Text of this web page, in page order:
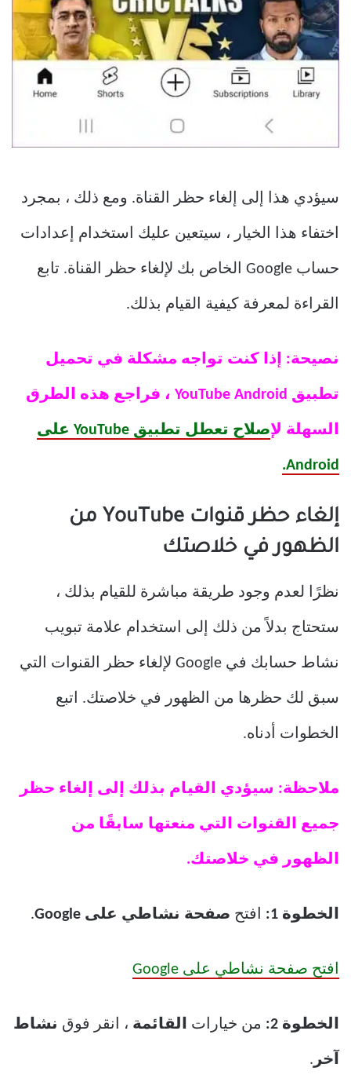
سيؤدي هذا إلى إلغاء حظر القناة. ومع ذلك ، بمجرد
اختفاء هذا الخيار ، سيتعين عليك استخدام إعدادات
حساب Google الخاص بك لإلغاء حظر القناة. تابع
القراءة لمعرفة كيفية القيام بذلك.
نصيحة: إذا كنت تواجه مشكلة في تحميل
تطبيق YouTube Android ، فراجع هذه الطرق
السهلة ل إصلاح تعطل تطبيق YouTube على
Android.
إلغاء حظر قنوات YouTube من
الظهور في خلاصتك
نظرًا لعدم وجود طريقة مباشرة للقيام بذلك ،
ستحتاج بدلاً من ذلك إلى استخدام علامة تبويب
نشاط حسابك في Google لإلغاء حظر القنوات التي
سبق لك حظرها من الظهور في خلاصتك. اتبع
الخطوات أدناه.
ملاحظة: سيؤدي القيام بذلك إلى إلغاء حظر
جميع القنوات التي منعتها سابقًا من
الظهور في خلاصتك.
الخطوة 1: افتح صفحة نشاطي على Google .
افتح صفحة نشاطي على Google
الخطوة 2: من خيارات القائمة ، انقر فوق نشاط
آخر .